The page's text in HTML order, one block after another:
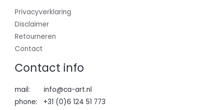
Privacyverklaring
Disclaimer
Retourneren
Contact
Contact info
mail: info@ca-art.nl
phone: +31 (0)6 124 51 773